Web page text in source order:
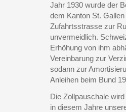
Jahr 1930 wurde der
dem Kanton St.
Zufahrtsstrasse zur
unvermeidlich.
Erhöhung von ihm
Vereinbarung zur
sodann zur
Anleihen beim Bund
Die Zollpauschale
in diesem Jahre